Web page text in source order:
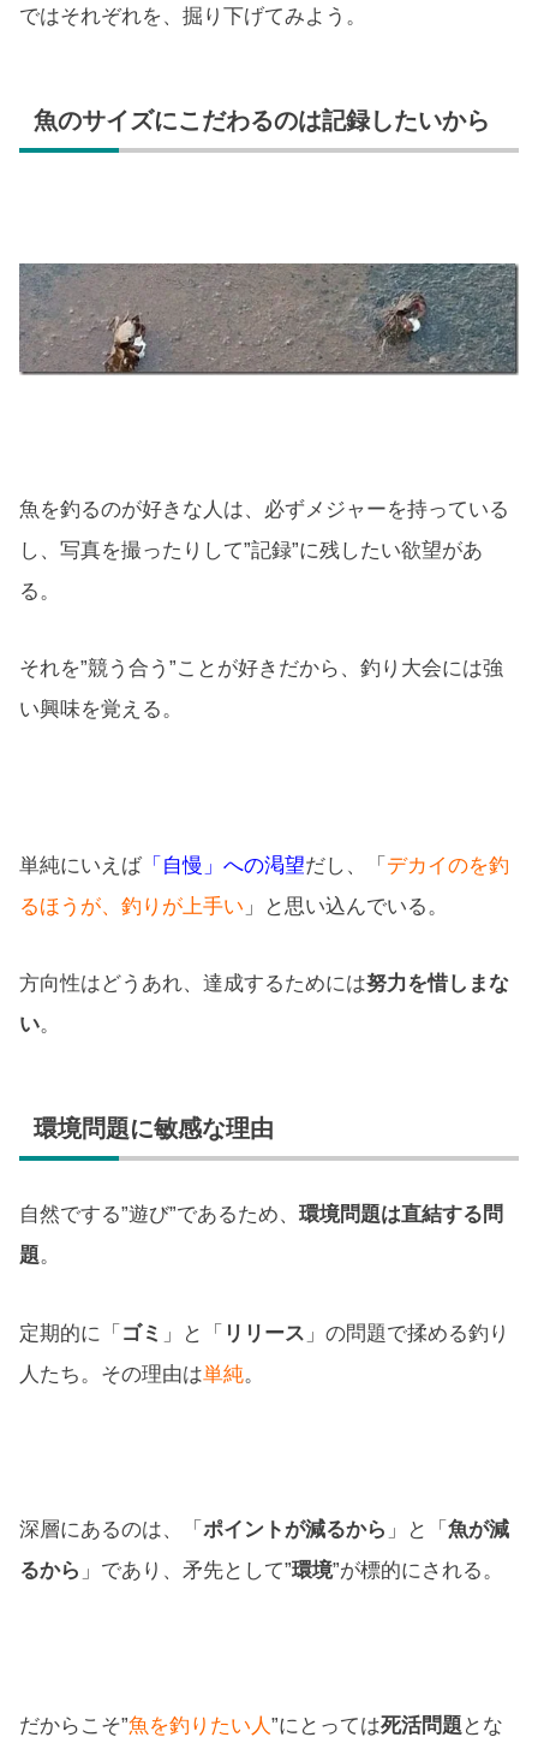
ではそれぞれを、掘り下げてみよう。
魚のサイズにこだわるのは記録したいから
魚を釣るのが好きな人は、必ずメジャーを持っている
し、写真を撮ったりして”記録”に残したい欲望があ
る。
それを”競う合う”ことが好きだから、釣り大会には強
い興味を覚える。
単純にいえば「自慢」への渇望だし、「 デカイのを釣
るほうが、釣りが上手い 」と思い込んでいる。
方向性はどうあれ、達成するためには努力を惜しまな
い。
環境問題に敏感な理由
自然でする”遊び”であるため、 環境問題は直結する問
題。
定期的に「 ゴミ 」と「 リリース 」の問題で揉める釣り
人たち。その理由は単純。
深層にあるのは、「 ポイントが減るから 」と「 魚が減
るから 」であり、矛先として”環境”が標的にされる。
だからこそ”魚を釣りたい人”にとっては死活問題 とな